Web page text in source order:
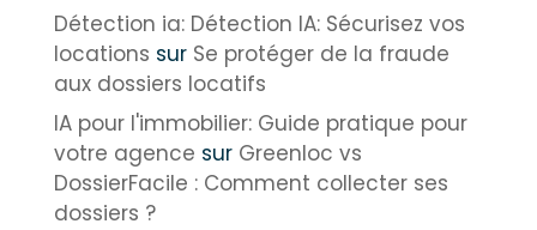
Détection ia: Détection IA: Sécurisez vos
locations sur Se protéger de la fraude
aux dossiers locatifs
IA pour l'immobilier: Guide pratique pour
votre agence sur Greenloc vs
DossierFacile : Comment collecter ses
dossiers ?